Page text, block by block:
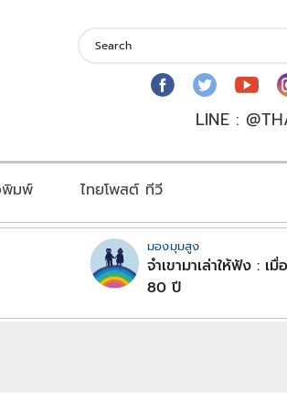
LINE :
มพ์ ไทยโพสต์ ทีวี
มองมุมสูง
จำเขามาเล่าให้ฟัง : เมื่
80 ปี